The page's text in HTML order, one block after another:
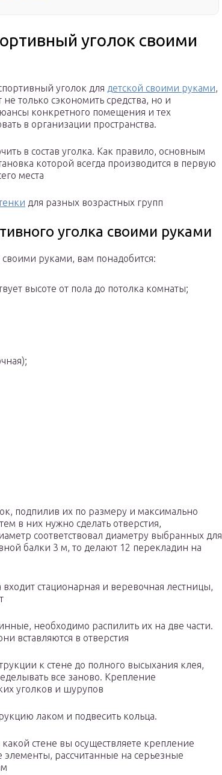
уголок своими
уголок для детской своими руками,
только сэкономить средства, но и
конкретного помещения и тех
в организации пространства.
в состав уголка. Как правило, основным
которой всегда производится в первую
места
для разных возрастных групп
уголка своими руками
руками, вам понадобится:
высоте от пола до потолка комнаты;
подпилив их по размеру и максимально
в них нужно сделать отверстия,
соответствовал диаметру выбранных для
балки 3 м, то делают 12 перекладин на
стационарная и веревочная лестницы,
необходимо распилить их на две части.
вставляются в отверстия
к стене до полного высыхания клея,
все заново. Крепление
уголков и шурупов
лаком и подвесить кольца.
стене вы осуществляете крепление
элементы, рассчитанные на серьезные